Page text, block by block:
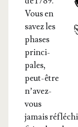
Vous en
savez les
phases
prin­ci­
pales,
peut-être
n’a­vez-
vous
jamais